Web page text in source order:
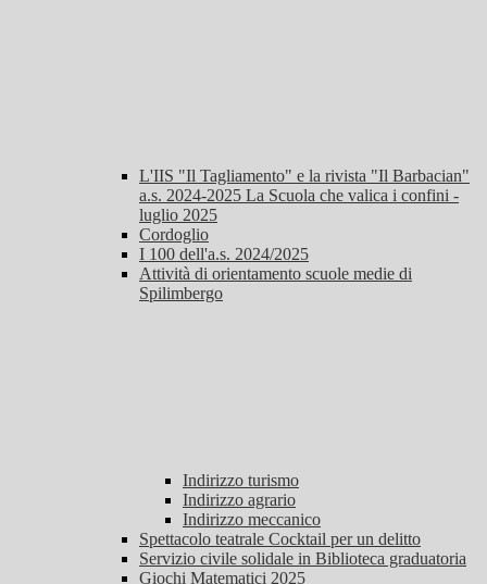
L'IIS "Il Tagliamento" e la rivista "Il Barbacian"
a.s. 2024-2025 La Scuola che valica i confini -
luglio 2025
Cordoglio
I 100 dell'a.s. 2024/2025
Attività di orientamento scuole medie di
Spilimbergo
Indirizzo turismo
Indirizzo agrario
Indirizzo meccanico
Spettacolo teatrale Cocktail per un delitto
Servizio civile solidale in Biblioteca graduatoria
Giochi Matematici 2025